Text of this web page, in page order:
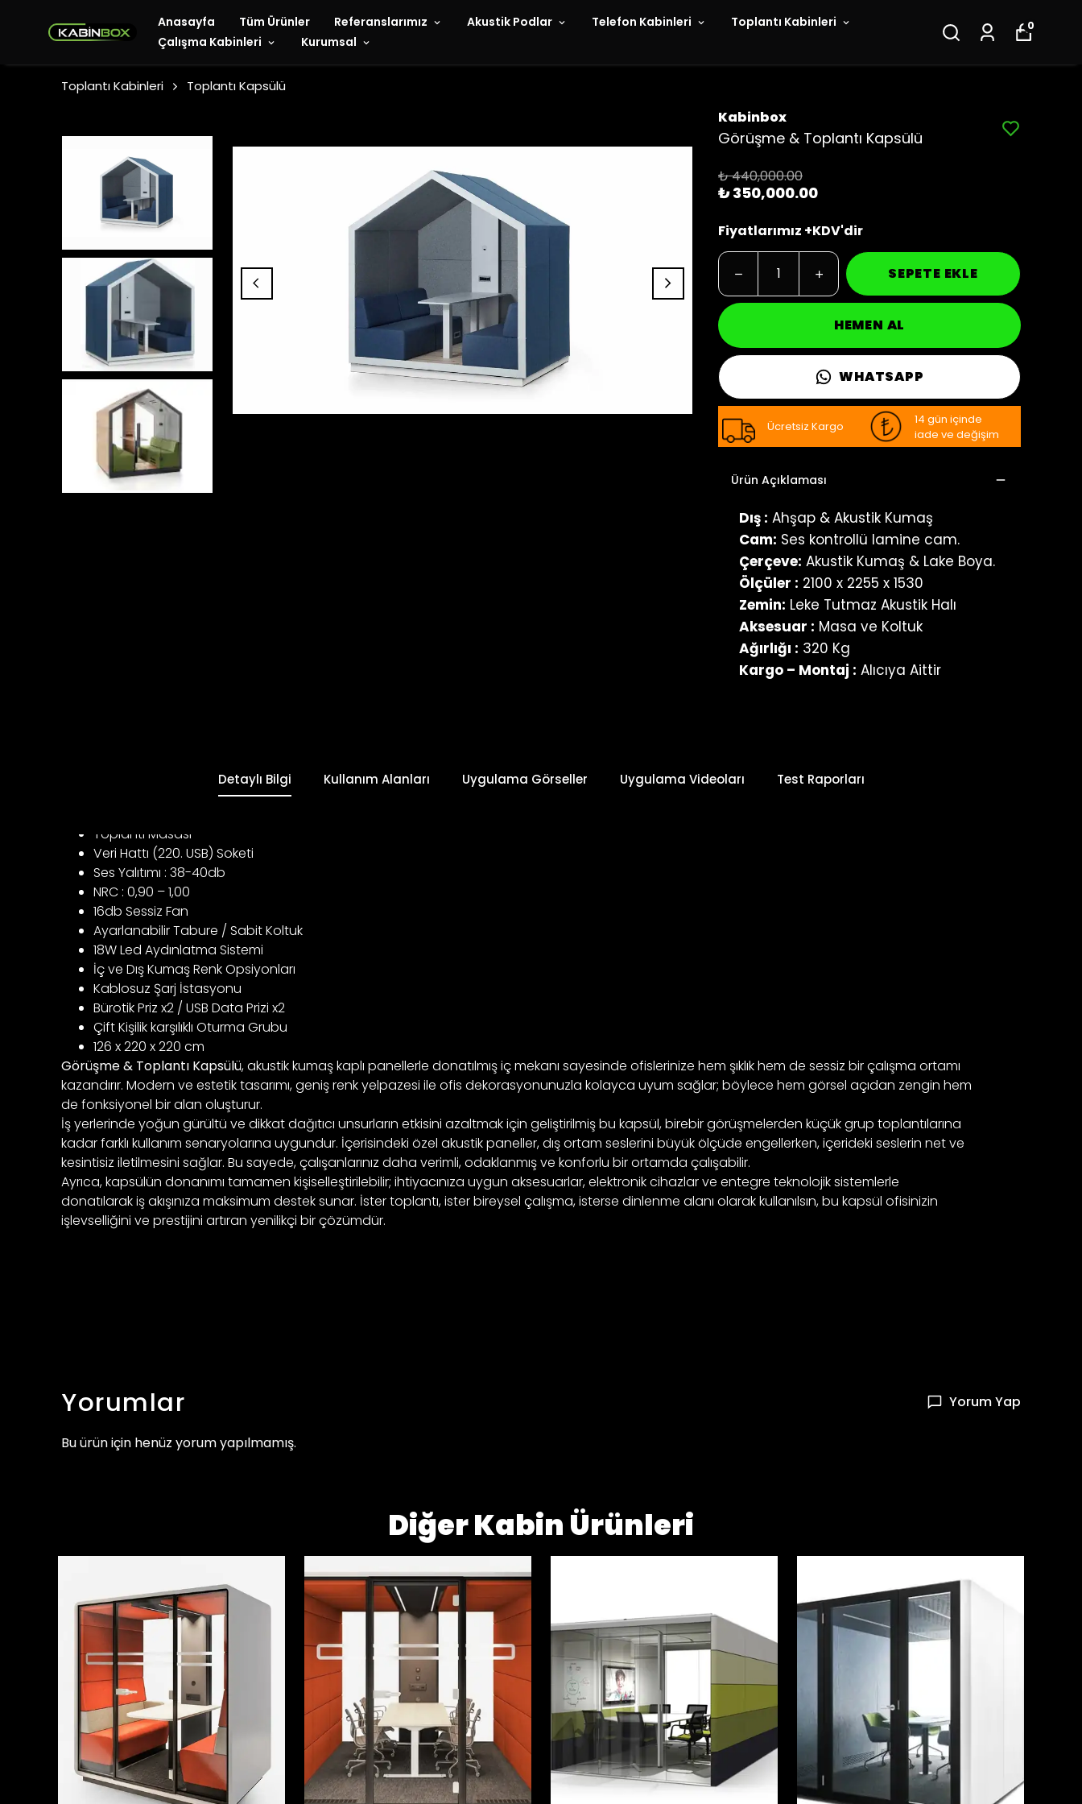
Anasayfa Tüm Ürünler Referanslarımız Akustik Podlar Telefon Kabinleri
Toplantı Kabinleri
Çalışma Kabinleri
Kurumsal
0
Toplantı Kabinleri Toplantı Kapsülü
Kabinbox
Görüşme & Toplantı Kapsülü
₺ 440,000.00
₺ 350,000.00
Fiyatlarımız +KDV'dir
SEPETE EKLE
HEMEN AL
WHATSAPP
Ücretsiz Kargo
14 gün içinde
iade ve değişim
Ürün Açıklaması
Dış : Ahşap & Akustik Kumaş
Cam: Ses kontrollü lamine cam.
Çerçeve: Akustik Kumaş & Lake Boya.
Ölçüler : 2100 x 2255 x 1530
Zemin: Leke Tutmaz Akustik Halı
Aksesuar : Masa ve Koltuk
Ağırlığı : 320 Kg
Kargo – Montaj : Alıcıya Aittir
Detaylı Bilgi Kullanım Alanları Uygulama Görseller Uygulama Videoları Test Raporları
Toplantı Masası
Veri Hattı (220. USB) Soketi
Ses Yalıtımı : 38-40db
NRC : 0,90 – 1,00
16db Sessiz Fan
Ayarlanabilir Tabure / Sabit Koltuk
18W Led Aydınlatma Sistemi
İç ve Dış Kumaş Renk Opsiyonları
Kablosuz Şarj İstasyonu
Bürotik Priz x2 / USB Data Prizi x2
Çift Kişilik karşılıklı Oturma Grubu
126 x 220 x 220 cm
Görüşme & Toplantı Kapsülü, akustik kumaş kaplı panellerle donatılmış iç mekanı sayesinde ofislerinize hem şıklık hem de sessiz bir çalışma ortamı
kazandırır. Modern ve estetik tasarımı, geniş renk yelpazesi ile ofis dekorasyonunuzla kolayca uyum sağlar; böylece hem görsel açıdan zengin hem
de fonksiyonel bir alan oluşturur.
İş yerlerinde yoğun gürültü ve dikkat dağıtıcı unsurların etkisini azaltmak için geliştirilmiş bu kapsül, birebir görüşmelerden küçük grup toplantılarına
kadar farklı kullanım senaryolarına uygundur. İçerisindeki özel akustik paneller, dış ortam seslerini büyük ölçüde engellerken, içerideki seslerin net ve
kesintisiz iletilmesini sağlar. Bu sayede, çalışanlarınız daha verimli, odaklanmış ve konforlu bir ortamda çalışabilir.
Ayrıca, kapsülün donanımı tamamen kişiselleştirilebilir; ihtiyacınıza uygun aksesuarlar, elektronik cihazlar ve entegre teknolojik sistemlerle
donatılarak iş akışınıza maksimum destek sunar. İster toplantı, ister bireysel çalışma, isterse dinlenme alanı olarak kullanılsın, bu kapsül ofisinizin
işlevselliğini ve prestijini artıran yenilikçi bir çözümdür.
Yorumlar Yorum Yap
Bu ürün için henüz yorum yapılmamış.
Diğer Kabin Ürünleri